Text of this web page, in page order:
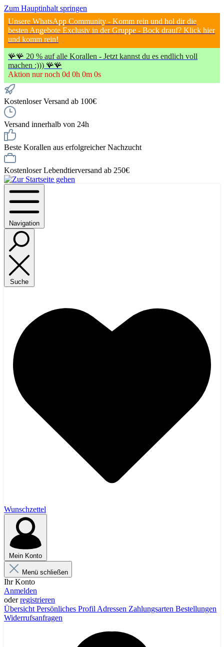
Zum Hauptinhalt springen
Unsere WhatsApp Community - Komm rein und hol dir die
besten Angebote Exclusiv in der Gruppe - Bock drauf? Klick hier
und komm rein!
🪸🪸 20 % auf alle Korallen - Jetzt kannst du es endlich voll
machen :))) 🪸🪸
Aktion nur noch 0d 0h 0m 0s
Kostenloser Versand ab 100€
Versand innerhalb von 24h
Beste Korallen aus erfolgreicher Nachzucht
Kostenloser Lebendtierversand ab 250€
Navigation
Suche
Wunschzettel
Mein Konto
Menü schließen
Ihr Konto
Anmelden
oderregistrieren
Übersicht Persönliches Profil Adressen Zahlungsarten Bestellungen
Widerrufsanfragen